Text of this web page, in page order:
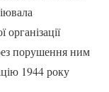
порушення ним
1944 року